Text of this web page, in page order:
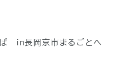
in長岡京市まるごとヘ